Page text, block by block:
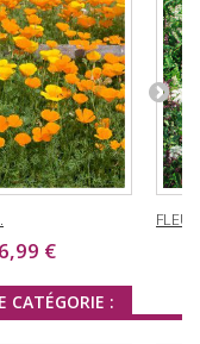
6,99 €
CATÉGORIE :